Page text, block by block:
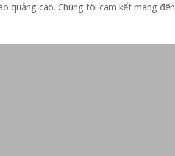
quảng cáo. Chúng tôi cam kết mang đến